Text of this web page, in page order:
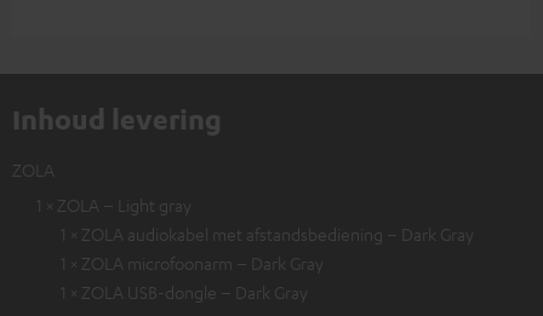
Inhoud levering
ZOLA
1 × ZOLA – Light gray
1 × ZOLA audiokabel met afstandsbediening – Dark Gray
1 × ZOLA microfoonarm – Dark Gray
1 × ZOLA USB-dongle – Dark Gray